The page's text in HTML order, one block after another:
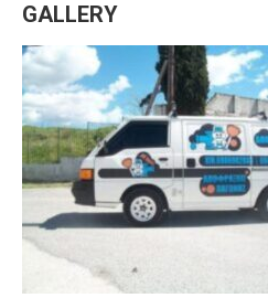
GALLERY